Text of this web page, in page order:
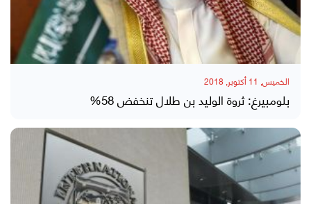
الخميس, 11 أكتوبر, 2018
بلومبيرغ: ثروة الوليد بن طلال تنخفض 58%